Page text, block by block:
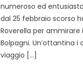
numeroso ed
dal 25 febbraio scorso
Roverella per
Bolpagni. Un’ottantina
viaggio […]